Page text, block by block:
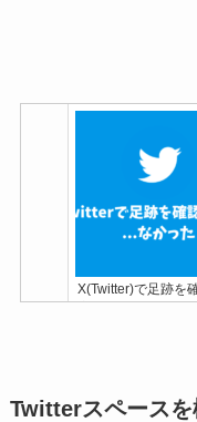
X(Twitter)で足跡を
方法や裏技がない
Twitterスペース